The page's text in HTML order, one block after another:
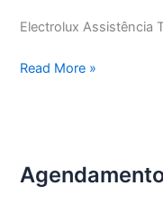
Electrolux Assistência
Electrolux
Read More »